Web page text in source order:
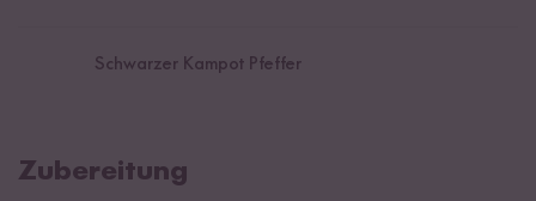
Schwarzer Kampot Pfeffer
Zubereitung